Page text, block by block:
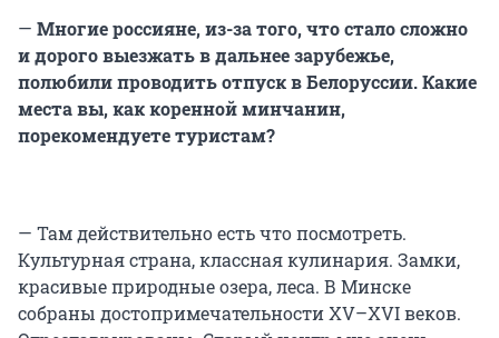
— Многие россияне, из-за того, что стало сложно
и дорого выезжать в дальнее зарубежье,
полюбили проводить отпуск в Белоруссии. Какие
места вы, как коренной минчанин,
порекомендуете туристам?
— Там действительно есть что посмотреть.
Культурная страна, классная кулинария. Замки,
красивые природные озера, леса. В Минске
собраны достопримечательности XV–XVI веков.